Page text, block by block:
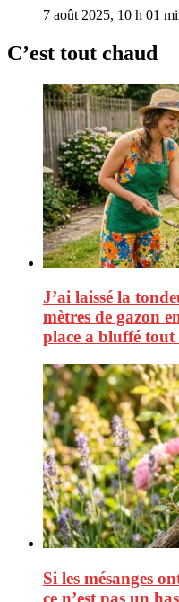
7 août 2025, 10 h 01
C’est tout chaud
J’ai laissé la
mètres de gazon
place a bluffé
Si les mésanges
ce n’est pas un